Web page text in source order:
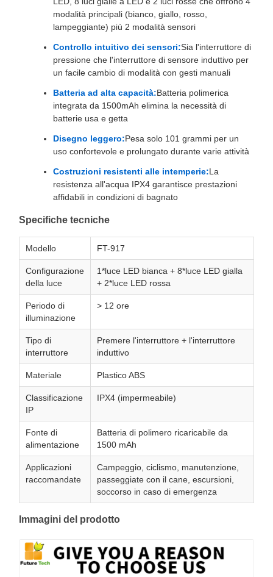
modalità principali (bianco, giallo, rosso,
lampeggiante) più 2 modalità sensori
Controllo intuitivo dei sensori:Sia l'interruttore di
pressione che l'interruttore di sensore induttivo per
un facile cambio di modalità con gesti manuali
Batteria ad alta capacità:Batteria polimerica
integrata da 1500mAh elimina la necessità di
batterie usa e getta
Disegno leggero:Pesa solo 101 grammi per un
uso confortevole e prolungato durante varie attività
Costruzioni resistenti alle intemperie:La
resistenza all'acqua IPX4 garantisce prestazioni
affidabili in condizioni di bagnato
Specifiche tecniche
Modello FT-917
Configurazione
della luce
1*luce LED bianca + 8*luce LED gialla
+ 2*luce LED rossa
Periodo di
illuminazione
> 12 ore
Tipo di
interruttore
Premere l'interruttore + l'interruttore
induttivo
Materiale Plastico ABS
Classificazione
IP
IPX4 (impermeabile)
Fonte di
alimentazione
Batteria di polimero ricaricabile da
1500 mAh
Applicazioni
raccomandate
Campeggio, ciclismo, manutenzione,
passeggiate con il cane, escursioni,
soccorso in caso di emergenza
Immagini del prodotto